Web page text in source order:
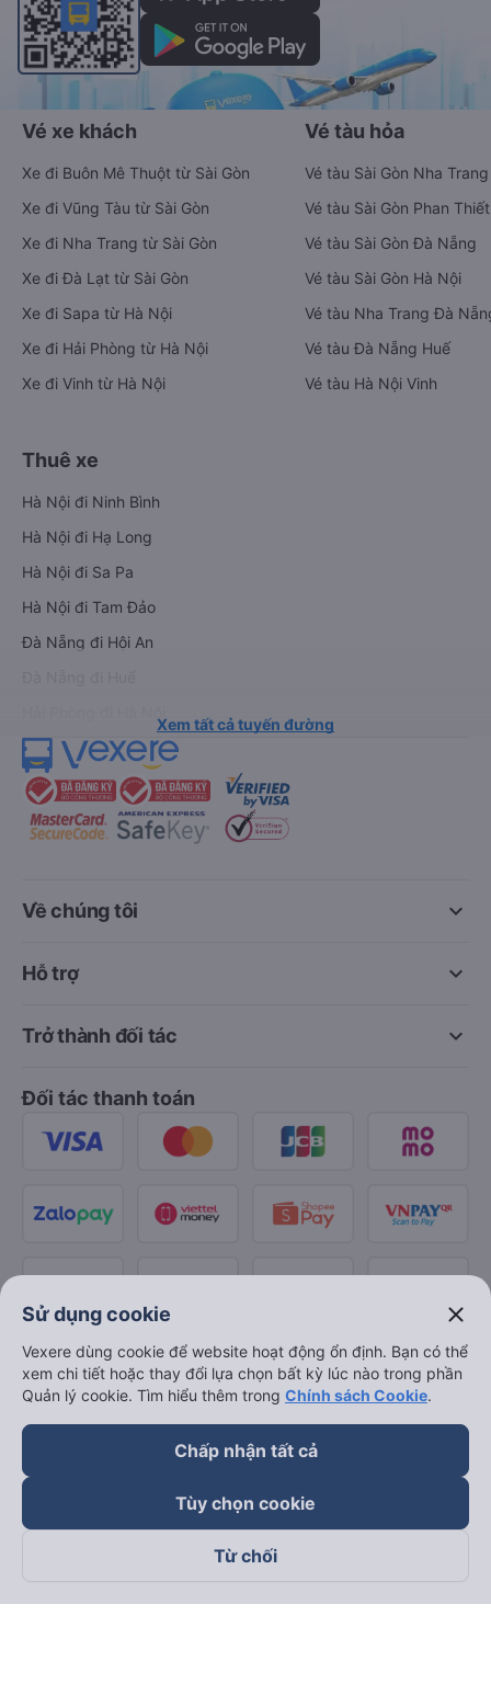
Vé xe khách
Xe đi Buôn Mê Thuột từ Sài Gòn
Xe đi Vũng Tàu từ Sài Gòn
Xe đi Nha Trang từ Sài Gòn
Xe đi Đà Lạt từ Sài Gòn
Xe đi Sapa từ Hà Nội
Xe đi Hải Phòng từ Hà Nội
Xe đi Vinh từ Hà Nội
Vé tàu hỏa
Vé tàu Sài Gòn Nha Trang
Vé tàu Sài Gòn Phan Thiết
Vé tàu Sài Gòn Đà Nẵng
Vé tàu Sài Gòn Hà Nội
Vé tàu Nha Trang Đà
Vé tàu Đà Nẵng Huế
Vé tàu Hà Nội Vinh
Thuê xe
Hà Nội đi Ninh Bình
Hà Nội đi Hạ Long
Hà Nội đi Sa Pa
Hà Nội đi Tam Đảo
Đà Nẵng đi Hội An
Xem tất cả tuyến đường
keyboard_arrow_down
Về chúng tôi
keyboard_arrow_down
Hỗ trợ
keyboard_arrow_down
Trở thành đối tác
Đối tác thanh toán
Theo dõi chúng tôi trên
Sử dụng cookie close
Vexere dùng cookie để website hoạt động ổn định. Bạn có thể
xem chi tiết hoặc thay đổi lựa chọn bất kỳ lúc nào trong phần
Quản lý cookie. Tìm hiểu thêm trong Chính sách Cookie.
Chấp nhận tất cả
Tùy chọn cookie
Từ chối